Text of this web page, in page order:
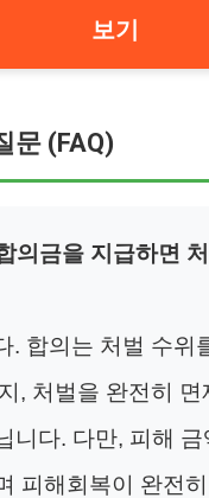
보기
문 (FAQ)
의금을 지급하면
. 합의는 처벌 수위
, 처벌을 완전히 면
니다. 다만, 피해 금
피해회복이 완전